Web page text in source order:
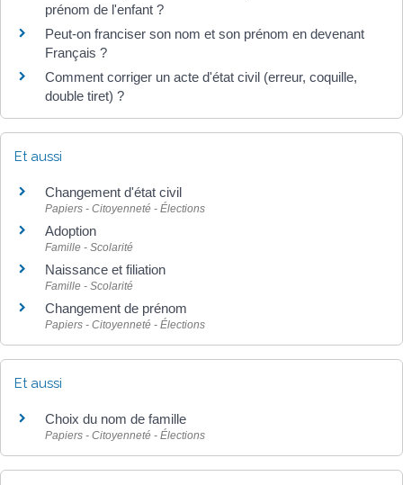
prénom de l'enfant ?
Peut-on franciser son nom et son prénom en devenant
Français ?
Comment corriger un acte d'état civil (erreur, coquille,
double tiret) ?
Et aussi
Changement d'état civil
Papiers - Citoyenneté - Élections
Adoption
Famille - Scolarité
Naissance et filiation
Famille - Scolarité
Changement de prénom
Papiers - Citoyenneté - Élections
Et aussi
Choix du nom de famille
Papiers - Citoyenneté - Élections